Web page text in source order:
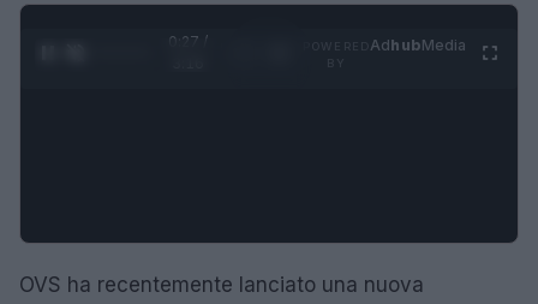
0:28 /
AdhubMedia
OVS ha recentemente lanciato una nuova